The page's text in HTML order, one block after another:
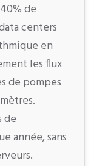
de
centers
en
les flux
de pompes
de
année, sans